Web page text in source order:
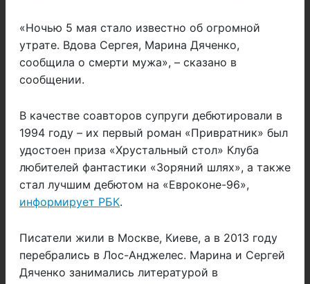
«Ночью 5 мая стало известно об огромной
утрате. Вдова Сергея, Марина Дяченко,
сообщила о смерти мужа», – сказано в
сообщении.
В качестве соавторов супруги дебютировали в
1994 году – их первый роман «Привратник» был
удостоен приза «Хрустальный стол» Клуба
любителей фантастики «Зоряний шлях», а также
стал лучшим дебютом на «Евроконе-96»,
информирует РБК.
Писатели жили в Москве, Киеве, а в 2013 году
перебрались в Лос-Анджелес. Марина и Сергей
Дяченко занимались литературой в